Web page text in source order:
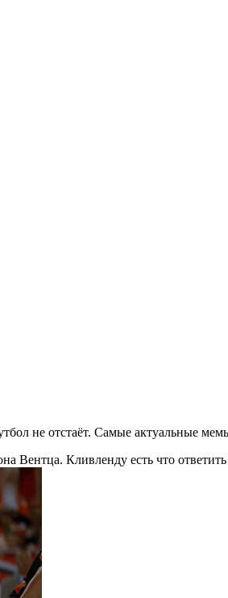
не отстаёт. Самые актуальные
Вентца. Кливленду есть что